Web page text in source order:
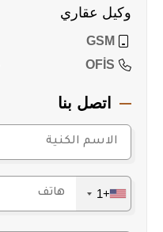
وكيل عقاري
GSM
OFİS
اتصل بنا
+1